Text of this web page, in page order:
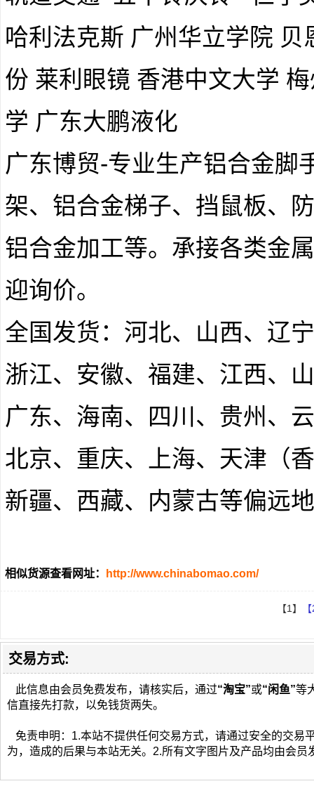
哈利法克斯 广州华立学院
份 莱利眼镜 香港中文大学
学 广东大鹏液化
广东博贸-专业生产铝合金脚
架、铝合金梯子、挡鼠板、
铝合金加工等。承接各类金
迎询价。
全国发货：河北、山西、辽
浙江、安徽、福建、江西、
广东、海南、四川、贵州、
北京、重庆、上海、天津（
新疆、西藏、内蒙古等偏远
相似货源查看网址： http://www.chinabomao.com/
【1】
交易方式:
此信息由会员免费发布，请核实后，通过“淘宝”或“闲鱼”等
信直接先打款，以免钱货两失。
免责申明：1.本站不提供任何交易方式，请通过安全的交易
为，造成的后果与本站无关。2.所有文字图片及产品均由会